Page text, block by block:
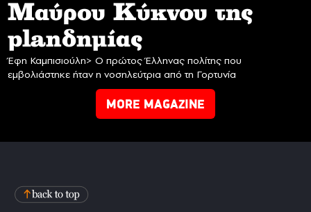
Mαύρου Κύκνου της
planδημίας
Έφη Καμπισιούλη> Ο πρώτος Έλληνας πολίτης που
εμβολιάστηκε ήταν η νοσηλεύτρια από τη Γορτυνία
MORE MAGAZINE